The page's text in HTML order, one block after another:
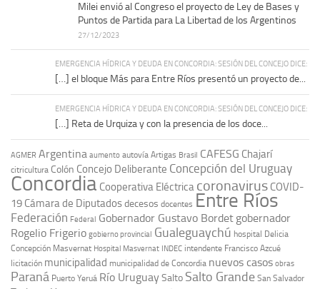
Milei envió al Congreso el proyecto de Ley de Bases y
Puntos de Partida para La Libertad de los Argentinos
27/12/2023
EMERGENCIA HÍDRICA Y DEUDA EN CONCORDIA: SESIÓN DEL CONCEJO DICE:
[…] el bloque Más para Entre Ríos presentó un proyecto de...
EMERGENCIA HÍDRICA Y DEUDA EN CONCORDIA: SESIÓN DEL CONCEJO DICE:
[…] Reta de Urquiza y con la presencia de los doce...
AGMER Argentina aumento autovía Artigas Brasil CAFESG Chajarí
citricultura Colón Concejo Deliberante Concepción del Uruguay
Concordia Cooperativa Eléctrica coronavirus COVID-
19 Cámara de Diputadosdecesos docentes Entre Ríos
Federación Federal Gobernador Gustavo Bordet gobernador
Rogelio Frigerio gobierno provincial Gualeguaychú hospital Delicia
Concepción Masvernat Hospital Masvernat INDEC intendente Francisco Azcué
licitación municipalidad municipalidad de Concordia nuevos casos obras
Paraná Puerto Yeruá Río UruguaySalto Salto Grande San Salvador